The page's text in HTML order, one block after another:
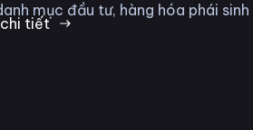
mục đầu tư, hàng hóa phái
tiết